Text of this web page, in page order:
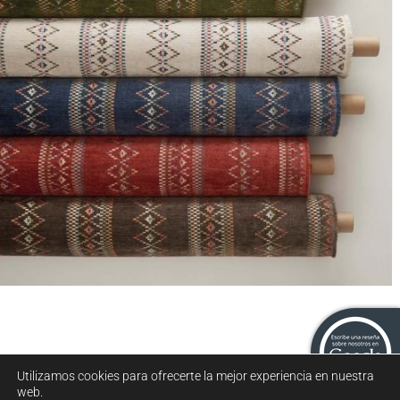
Colección Turfan
Utilizamos cookies para ofrecerte la mejor experiencia en nuestra
web.